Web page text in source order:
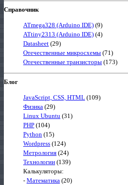
Справочник
ATmega328 (Arduino IDE) (9)
ATtiny2313 (Arduino IDE) (4)
Datasheet (29)
Отечественные микросхемы (71)
Отечественные транзисторы (173)
Блог
JavaScript, CSS, HTML (109)
Физика (29)
Linux Ubuntu (31)
PHP (104)
Python (15)
Wordpress (124)
Метрология (24)
Технологии (139)
Калькуляторы:
- Математика (20)